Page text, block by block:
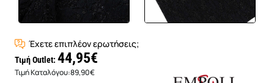
Έχετε επιπλέον ερωτήσεις;
Τιμή Outlet: 44,95€
Τιμή Καταλόγου:89,90€